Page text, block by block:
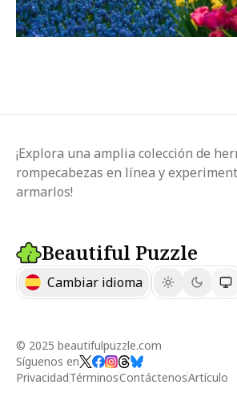
¡Explora una amplia colección de
rompecabezas en línea y
armarlos!
Beautiful Puzzle
Cambiar idioma
© 2025 beautifulpuzzle.com
Síguenos en
PrivacidadTérminosContáctenosArtículo